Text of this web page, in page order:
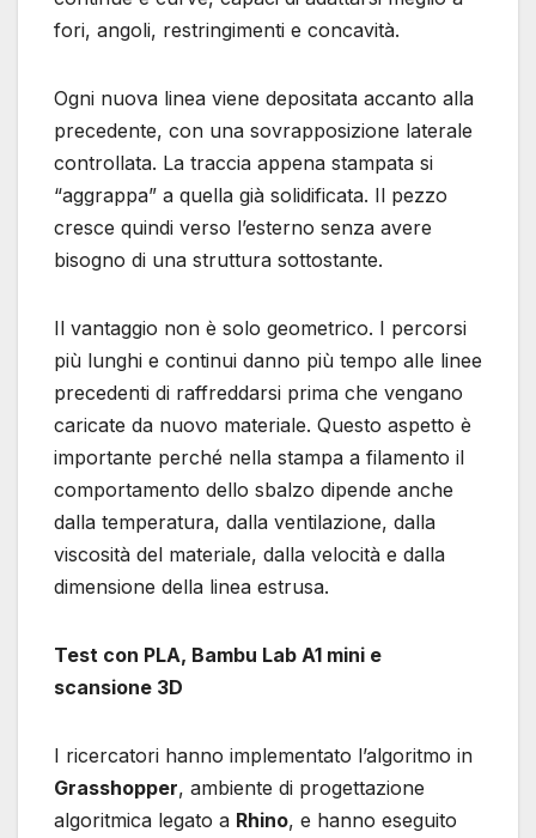
fori, angoli, restringimenti e concavità.
Ogni nuova linea viene depositata accanto alla
precedente, con una sovrapposizione laterale
controllata. La traccia appena stampata si
“aggrappa” a quella già solidificata. Il pezzo
cresce quindi verso l’esterno senza avere
bisogno di una struttura sottostante.
Il vantaggio non è solo geometrico. I percorsi
più lunghi e continui danno più tempo alle linee
precedenti di raffreddarsi prima che vengano
caricate da nuovo materiale. Questo aspetto è
importante perché nella stampa a filamento il
comportamento dello sbalzo dipende anche
dalla temperatura, dalla ventilazione, dalla
viscosità del materiale, dalla velocità e dalla
dimensione della linea estrusa.
Test con PLA, Bambu Lab A1 mini e
scansione 3D
I ricercatori hanno implementato l’algoritmo in
Grasshopper, ambiente di progettazione
algoritmica legato a Rhino, e hanno eseguito